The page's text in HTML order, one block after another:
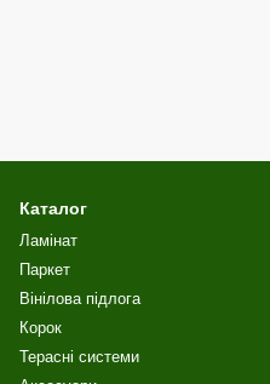
Каталог
Ламінат
Паркет
Вінілова пiдлога
Корок
Терасні системи